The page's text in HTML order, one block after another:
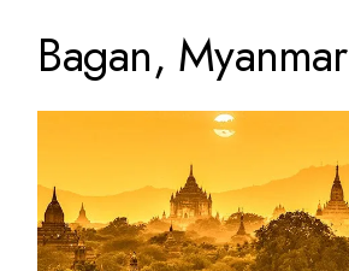
Bagan, Myanmar